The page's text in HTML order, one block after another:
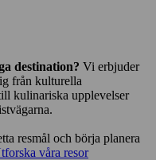
destination? Vi erbjuder
från kulturella
kulinariska upplevelser
resmål och börja planera
våra resor